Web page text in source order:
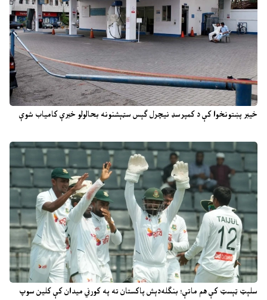
خیبر پښتونخوا کې د کمپرسډ نیچرل ګېس سټېشنونه بحالولو خبرې کامیاب شوې
سلېټ ټېسټ کې هم ماتې؛ بنګله‌دېش پاکستان ته په کورني میدان کې کلین سوپ